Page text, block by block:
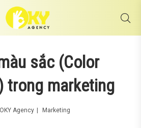
sắc (Color
trong marketing
OKY Agency Marketing